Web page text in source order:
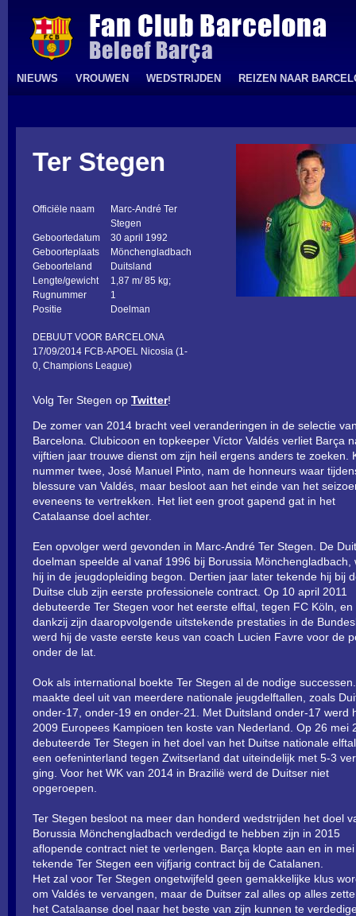
NIEUWS VROUWEN WEDSTRIJDEN REIZEN NAAR
Ter Stegen
Officiële naam
Marc-André Ter
Stegen
Geboortedatum
30 april 1992
Geboorteplaats
Mönchengladbach
Geboorteland
Duitsland
Lengte/gewicht
1,87 m/ 85 kg;
Rugnummer
1
Positie
Doelman
DEBUUT VOOR BARCELONA
17/09/2014 FCB-APOEL Nicosia (1-
0, Champions League)
Volg Ter Stegen op Twitter!
De zomer van 2014 bracht veel veranderingen in de selectie
Barcelona. Clubicoon en topkeeper Víctor Valdés verliet Barça
vijftien jaar trouwe dienst om zijn heil ergens anders te zoeken.
nummer twee, José Manuel Pinto, nam de honneurs waar
blessure van Valdés, maar besloot aan het einde van het
eveneens te vertrekken. Het liet een groot gapend gat in het
Catalaanse doel achter.
Een opvolger werd gevonden in Marc-André Ter Stegen. De
doelman speelde al vanaf 1996 bij Borussia Mönchengladbach,
hij in de jeugdopleiding begon. Dertien jaar later tekende hij bij
Duitse club zijn eerste professionele contract. Op 10 april 2011
debuteerde Ter Stegen voor het eerste elftal, tegen FC Köln, en
dankzij zijn daaropvolgende uitstekende prestaties in de
werd hij de vaste eerste keus van coach Lucien Favre voor de
onder de lat.
Ook als international boekte Ter Stegen al de nodige
maakte deel uit van meerdere nationale jeugdelftallen, zoals
onder-17, onder-19 en onder-21. Met Duitsland onder-17 werd
2009 Europees Kampioen ten koste van Nederland. Op 26 mei
debuteerde Ter Stegen in het doel van het Duitse nationale
een oefeninterland tegen Zwitserland dat uiteindelijk met 5-3
ging. Voor het WK van 2014 in Brazilië werd de Duitser niet
opgeroepen.
Ter Stegen besloot na meer dan honderd wedstrijden het doel
Borussia Mönchengladbach verdedigd te hebben zijn in 2015
aflopende contract niet te verlengen. Barça klopte aan en in
tekende Ter Stegen een vijfjarig contract bij de Catalanen.
Het zal voor Ter Stegen ongetwijfeld geen gemakkelijke klus
om Valdés te vervangen, maar de Duitser zal alles op alles
het Catalaanse doel naar het beste van zijn kunnen te